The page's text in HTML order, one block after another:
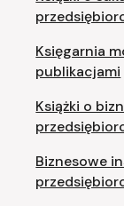
Księgarnia
publikacjami
Książki o
Biznesowe